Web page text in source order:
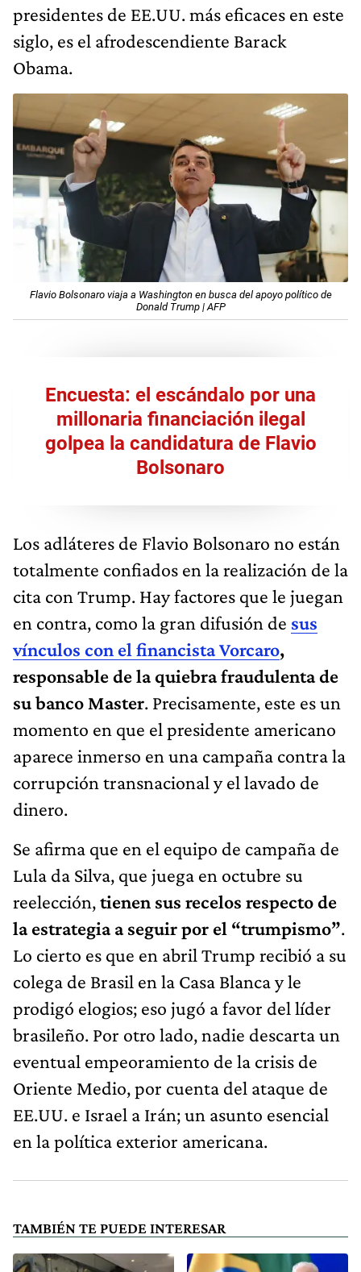
presidentes de EE.UU. más eficaces en este
siglo, es el afrodescendiente Barack
Obama.
Flavio Bolsonaro viaja a Washington en busca del apoyo político de
Donald Trump | AFP
Encuesta: el escándalo por una
millonaria financiación ilegal
golpea la candidatura de Flavio
Bolsonaro
Los adláteres de Flavio Bolsonaro no están
totalmente confiados en la realización de la
cita con Trump. Hay factores que le juegan
en contra, como la gran difusión de sus
vínculos con el financista Vorcaro,
responsable de la quiebra fraudulenta de
su banco Master. Precisamente, este es un
momento en que el presidente americano
aparece inmerso en una campaña contra la
corrupción transnacional y el lavado de
dinero.
Se afirma que en el equipo de campaña de
Lula da Silva, que juega en octubre su
reelección,tienen sus recelos respecto de
la estrategia a seguir por el “trumpismo”.
Lo cierto es que en abril Trump recibió a su
colega de Brasil en la Casa Blanca y le
prodigó elogios; eso jugó a favor del líder
brasileño. Por otro lado, nadie descarta un
eventual empeoramiento de la crisis de
Oriente Medio, por cuenta del ataque de
EE.UU. e Israel a Irán; un asunto esencial
en la política exterior americana.
TAMBIÉN TE PUEDE INTERESAR